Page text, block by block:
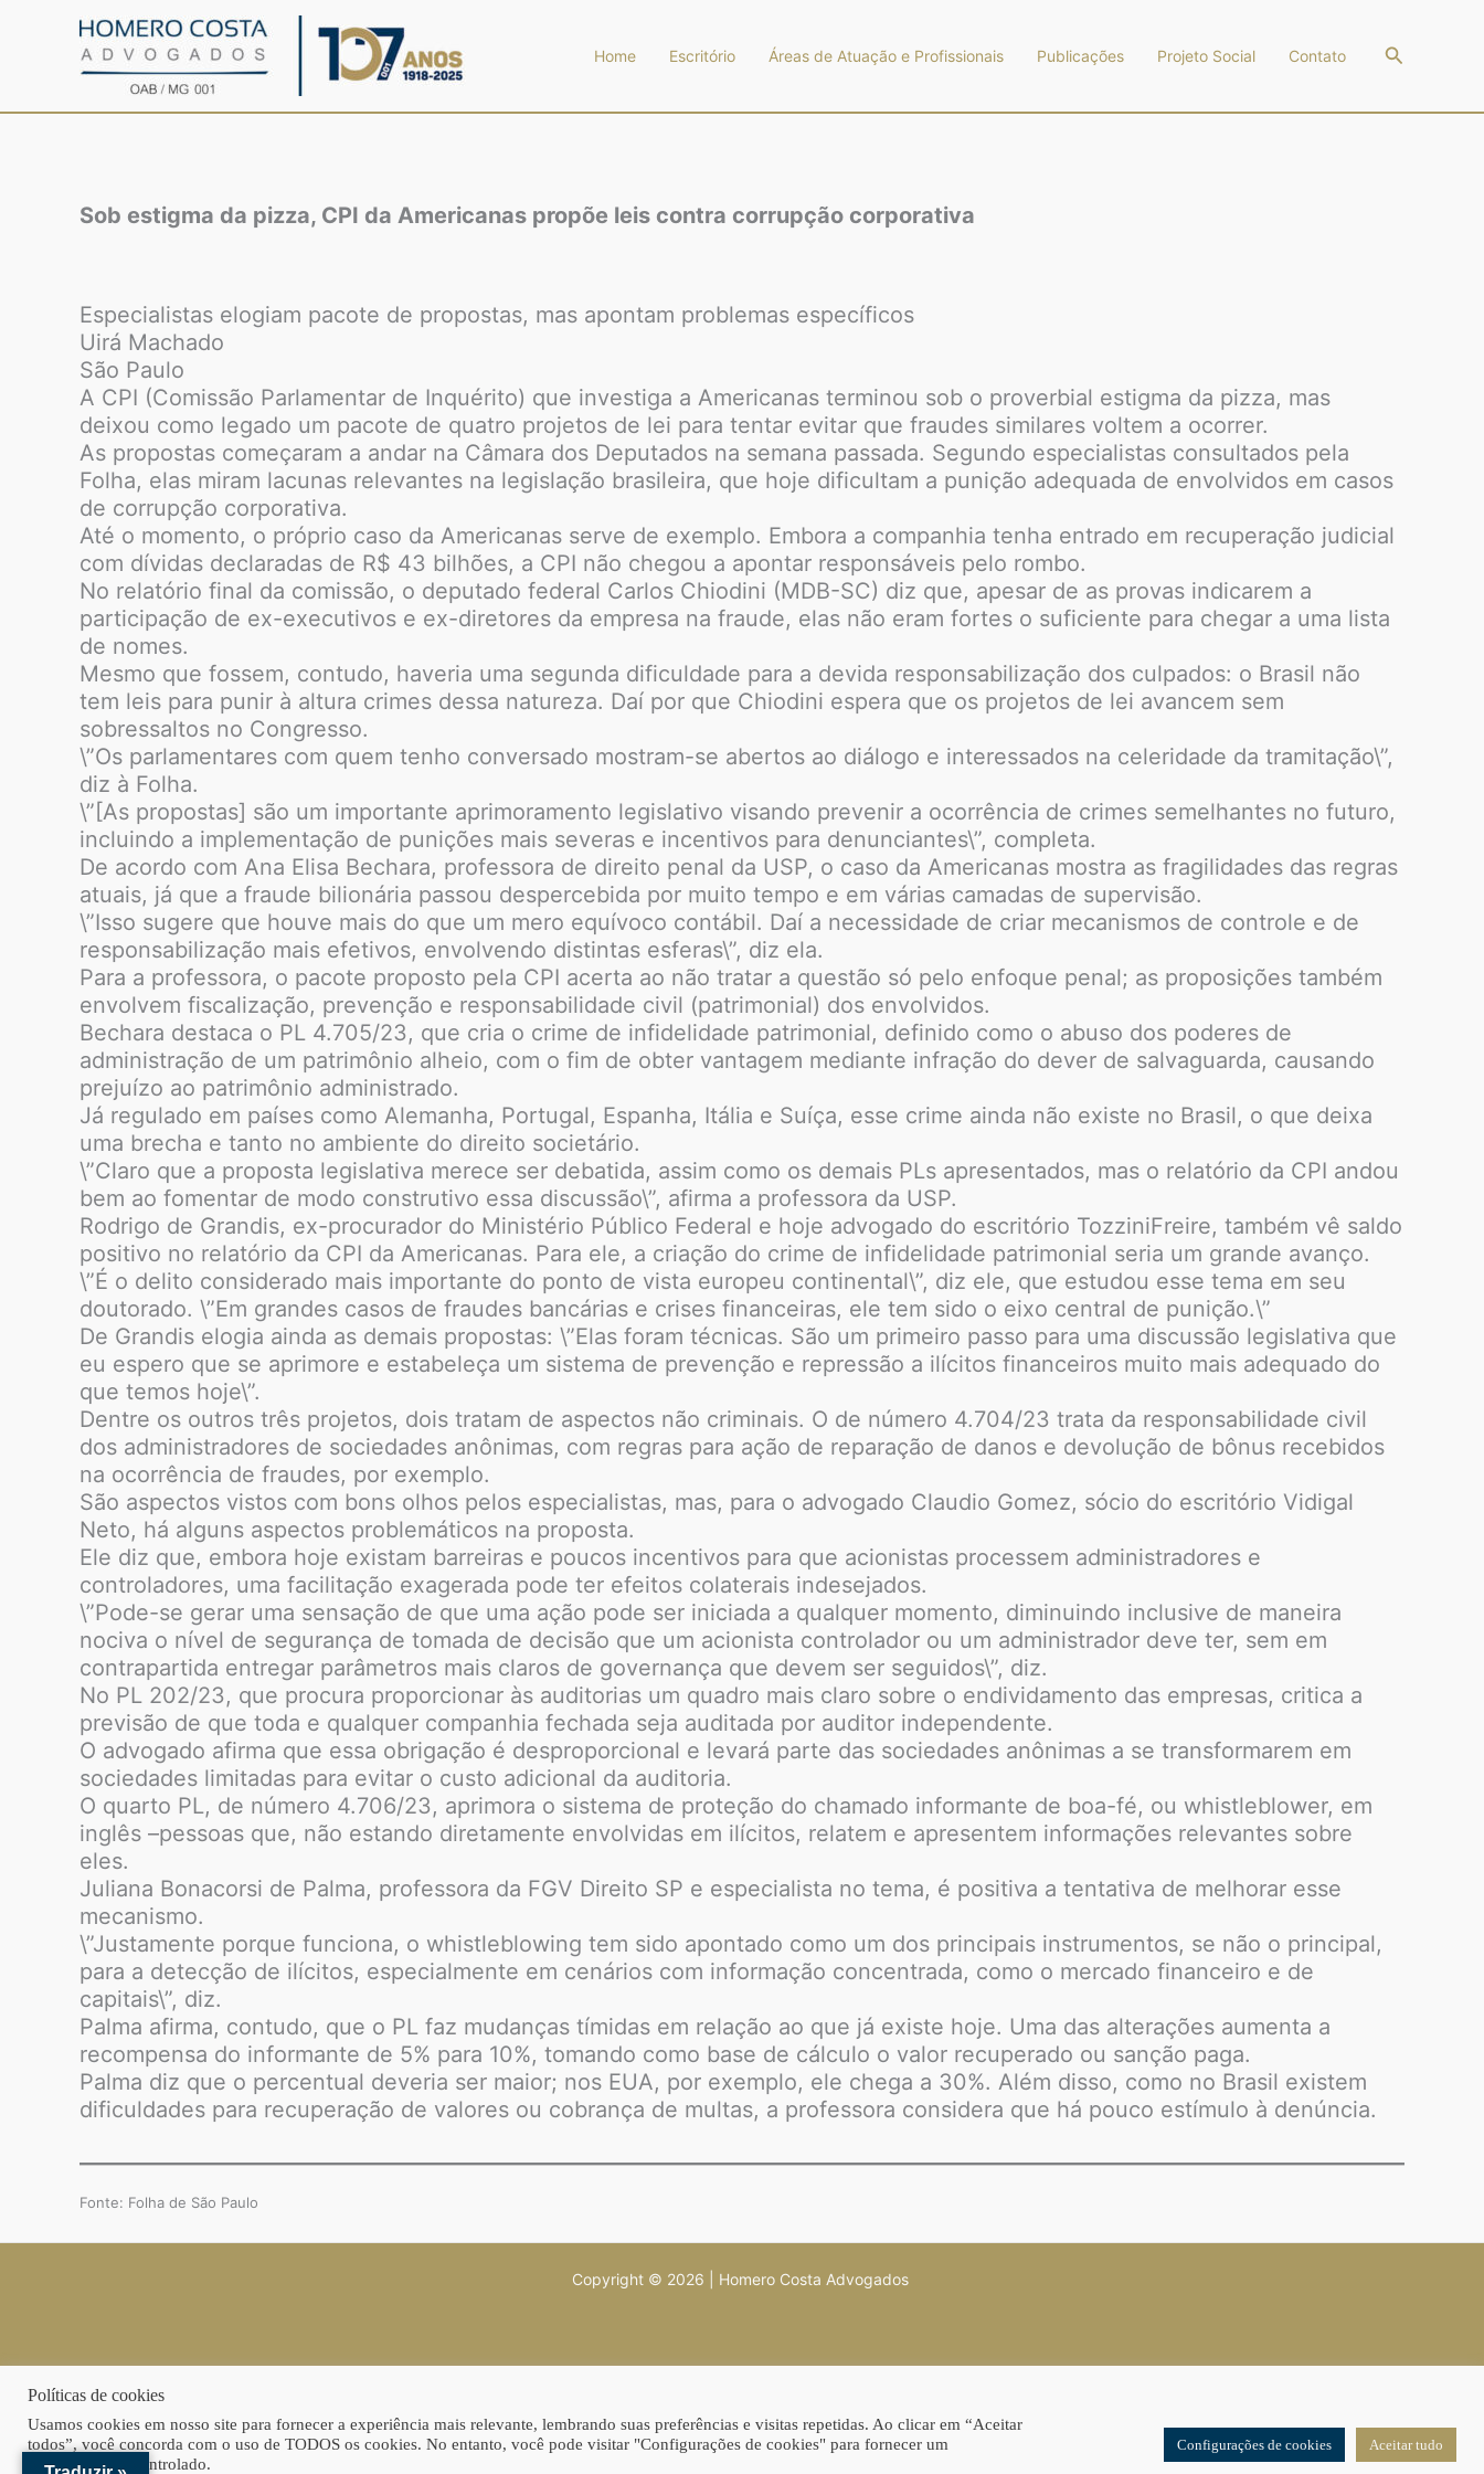
Home Escritório Áreas de Atuação e Profissionais Publicações Projeto Social Contato Pesquisar
Sob estigma da pizza, CPI da Americanas propõe leis contra corrupção corporativa
Especialistas elogiam pacote de propostas, mas apontam problemas específicos
Uirá Machado
São Paulo
A CPI (Comissão Parlamentar de Inquérito) que investiga a Americanas terminou sob o proverbial estigma da pizza, mas
deixou como legado um pacote de quatro projetos de lei para tentar evitar que fraudes similares voltem a ocorrer.
As propostas começaram a andar na Câmara dos Deputados na semana passada. Segundo especialistas consultados pela
Folha, elas miram lacunas relevantes na legislação brasileira, que hoje dificultam a punição adequada de envolvidos em casos
de corrupção corporativa.
Até o momento, o próprio caso da Americanas serve de exemplo. Embora a companhia tenha entrado em recuperação judicial
com dívidas declaradas de R$ 43 bilhões, a CPI não chegou a apontar responsáveis pelo rombo.
No relatório final da comissão, o deputado federal Carlos Chiodini (MDB-SC) diz que, apesar de as provas indicarem a
participação de ex-executivos e ex-diretores da empresa na fraude, elas não eram fortes o suficiente para chegar a uma lista
de nomes.
Mesmo que fossem, contudo, haveria uma segunda dificuldade para a devida responsabilização dos culpados: o Brasil não
tem leis para punir à altura crimes dessa natureza. Daí por que Chiodini espera que os projetos de lei avancem sem
sobressaltos no Congresso.
\”Os parlamentares com quem tenho conversado mostram-se abertos ao diálogo e interessados na celeridade da tramitação\”,
diz à Folha.
\”[As propostas] são um importante aprimoramento legislativo visando prevenir a ocorrência de crimes semelhantes no futuro,
incluindo a implementação de punições mais severas e incentivos para denunciantes\”, completa.
De acordo com Ana Elisa Bechara, professora de direito penal da USP, o caso da Americanas mostra as fragilidades das regras
atuais, já que a fraude bilionária passou despercebida por muito tempo e em várias camadas de supervisão.
\”Isso sugere que houve mais do que um mero equívoco contábil. Daí a necessidade de criar mecanismos de controle e de
responsabilização mais efetivos, envolvendo distintas esferas\”, diz ela.
Para a professora, o pacote proposto pela CPI acerta ao não tratar a questão só pelo enfoque penal; as proposições também
envolvem fiscalização, prevenção e responsabilidade civil (patrimonial) dos envolvidos.
Bechara destaca o PL 4.705/23, que cria o crime de infidelidade patrimonial, definido como o abuso dos poderes de
administração de um patrimônio alheio, com o fim de obter vantagem mediante infração do dever de salvaguarda, causando
prejuízo ao patrimônio administrado.
Já regulado em países como Alemanha, Portugal, Espanha, Itália e Suíça, esse crime ainda não existe no Brasil, o que deixa
uma brecha e tanto no ambiente do direito societário.
\”Claro que a proposta legislativa merece ser debatida, assim como os demais PLs apresentados, mas o relatório da CPI andou
bem ao fomentar de modo construtivo essa discussão\”, afirma a professora da USP.
Rodrigo de Grandis, ex-procurador do Ministério Público Federal e hoje advogado do escritório TozziniFreire, também vê saldo
positivo no relatório da CPI da Americanas. Para ele, a criação do crime de infidelidade patrimonial seria um grande avanço.
\”É o delito considerado mais importante do ponto de vista europeu continental\”, diz ele, que estudou esse tema em seu
doutorado. \”Em grandes casos de fraudes bancárias e crises financeiras, ele tem sido o eixo central de punição.\”
De Grandis elogia ainda as demais propostas: \”Elas foram técnicas. São um primeiro passo para uma discussão legislativa que
eu espero que se aprimore e estabeleça um sistema de prevenção e repressão a ilícitos financeiros muito mais adequado do
que temos hoje\”.
Dentre os outros três projetos, dois tratam de aspectos não criminais. O de número 4.704/23 trata da responsabilidade civil
dos administradores de sociedades anônimas, com regras para ação de reparação de danos e devolução de bônus recebidos
na ocorrência de fraudes, por exemplo.
São aspectos vistos com bons olhos pelos especialistas, mas, para o advogado Claudio Gomez, sócio do escritório Vidigal
Neto, há alguns aspectos problemáticos na proposta.
Ele diz que, embora hoje existam barreiras e poucos incentivos para que acionistas processem administradores e
controladores, uma facilitação exagerada pode ter efeitos colaterais indesejados.
\”Pode-se gerar uma sensação de que uma ação pode ser iniciada a qualquer momento, diminuindo inclusive de maneira
nociva o nível de segurança de tomada de decisão que um acionista controlador ou um administrador deve ter, sem em
contrapartida entregar parâmetros mais claros de governança que devem ser seguidos\”, diz.
No PL 202/23, que procura proporcionar às auditorias um quadro mais claro sobre o endividamento das empresas, critica a
previsão de que toda e qualquer companhia fechada seja auditada por auditor independente.
O advogado afirma que essa obrigação é desproporcional e levará parte das sociedades anônimas a se transformarem em
sociedades limitadas para evitar o custo adicional da auditoria.
O quarto PL, de número 4.706/23, aprimora o sistema de proteção do chamado informante de boa-fé, ou whistleblower, em
inglês –pessoas que, não estando diretamente envolvidas em ilícitos, relatem e apresentem informações relevantes sobre
eles.
Juliana Bonacorsi de Palma, professora da FGV Direito SP e especialista no tema, é positiva a tentativa de melhorar esse
mecanismo.
\”Justamente porque funciona, o whistleblowing tem sido apontado como um dos principais instrumentos, se não o principal,
para a detecção de ilícitos, especialmente em cenários com informação concentrada, como o mercado financeiro e de
capitais\”, diz.
Palma afirma, contudo, que o PL faz mudanças tímidas em relação ao que já existe hoje. Uma das alterações aumenta a
recompensa do informante de 5% para 10%, tomando como base de cálculo o valor recuperado ou sanção paga.
Palma diz que o percentual deveria ser maior; nos EUA, por exemplo, ele chega a 30%. Além disso, como no Brasil existem
dificuldades para recuperação de valores ou cobrança de multas, a professora considera que há pouco estímulo à denúncia.
Fonte: Folha de São Paulo
Copyright © 2026 | Homero Costa Advogados
Políticas de cookies
Usamos cookies em nosso site para fornecer a experiência mais relevante, lembrando suas preferências e visitas repetidas. Ao clicar em “Aceitar
todos”, você concorda com o uso de TODOS os cookies. No entanto, você pode visitar "Configurações de cookies" para fornecer um
consentimento controlado.
Configurações de cookies Aceitar tudo